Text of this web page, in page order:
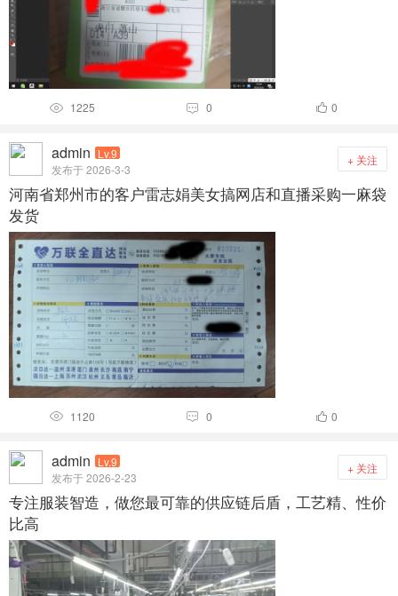
 1225  0  0
admin Lv.9
发布于 2026-3-3
+ 关注
河南省郑州市的客户雷志娟美女搞网店和直播采购一麻袋
发货
 1120  0  0
admin Lv.9
发布于 2026-2-23
+ 关注
专注服装智造，做您最可靠的供应链后盾，工艺精、性价
比高